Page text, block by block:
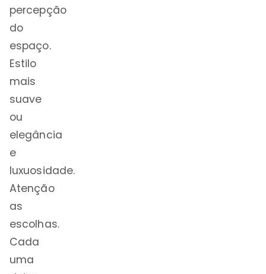
percepção
do
espaço.
Estilo
mais
suave
ou
elegância
e
luxuosidade.
Atenção
as
escolhas.
Cada
uma